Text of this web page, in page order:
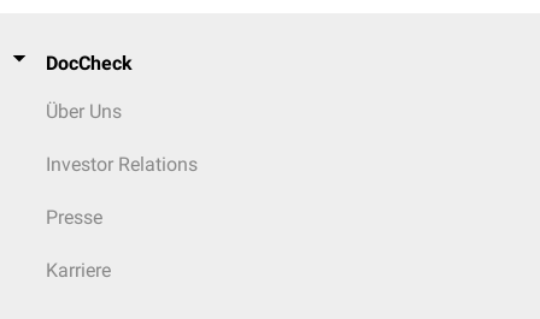
DocCheck
Über Uns
Investor Relations
Presse
Karriere